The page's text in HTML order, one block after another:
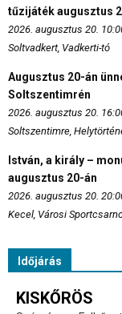
tűzijáték augusztus
2026. augusztus 20.
Soltvadkert, Vadkerti-tó
Augusztus 20-án
Soltszentimrén
2026. augusztus 20.
Soltszentimre,
István, a király –
augusztus 20-án
2026. augusztus 20.
Kecel, Városi
Időjárás
KISKŐRÖS